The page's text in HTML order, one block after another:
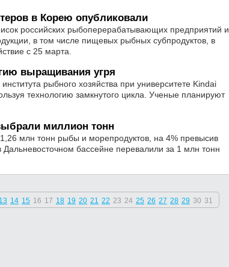
в Корею опубликовали
российских рыбоперерабатывающих предприятий и
в том числе пищевых рыбных субпродуктов, в
с 25 марта.
выращивания угря
рыбного хозяйства при университете Kindai
технологию замкнутого цикла. Ученые планируют
миллион тонн
млн тонн рыбы и морепродуктов, на 4% превысив
бассейне перевалили за 1 млн тонн
13 14 15 16 17 18 19 20 21 22 23 24 25 26 27 28 29 30 31